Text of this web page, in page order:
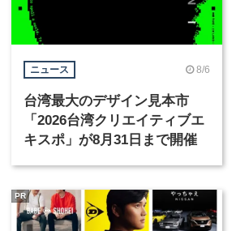
ニュース 8/6
台湾最大のデザイン見本市
「2026台湾クリエイティブエ
キスポ」が8月31日まで開催
PR